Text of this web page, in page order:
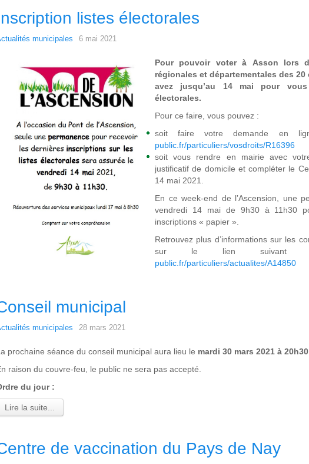
listes électorales
municipales 6 mai 2021
Pour pouvoir voter à Asson lors
régionales et départementales des
avez jusqu’au 14 mai pour
électorales.
Pour ce faire, vous pouvez :
soit faire votre demande en
public.fr/particuliers/vosdroits/R16396
soit vous rendre en mairie avec
justificatif de domicile et compléter le
14 mai 2021.
En ce week-end de l’Ascension, une
vendredi 14 mai de 9h30 à 11h30
inscriptions « papier ».
Retrouvez plus d’informations sur les
sur le lien
public.fr/particuliers/actualites/A14850
municipal
municipales 28 mars 2021
prochaine séance du conseil municipal aura lieu le mardi 30 mars 2021 à 20h30
raison du couvre-feu, le public ne sera pas accepté.
du jour :
Lire la suite...
de vaccination du Pays de Nay